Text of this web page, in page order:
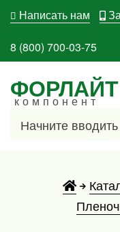
Написать нам
8 (800) 700-03-75
ФОРЛАЙТ
компонент